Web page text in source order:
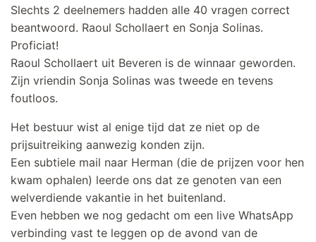
Slechts 2 deelnemers hadden alle 40 vragen correct
beantwoord. Raoul Schollaert en Sonja Solinas.
Proficiat!
Raoul Schollaert uit Beveren is de winnaar geworden.
Zijn vriendin Sonja Solinas was tweede en tevens
foutloos.
Het bestuur wist al enige tijd dat ze niet op de
prijsuitreiking aanwezig konden zijn.
Een subtiele mail naar Herman (die de prijzen voor hen
kwam ophalen) leerde ons dat ze genoten van een
welverdiende vakantie in het buitenland.
Even hebben we nog gedacht om een live WhatsApp
verbinding vast te leggen op de avond van de